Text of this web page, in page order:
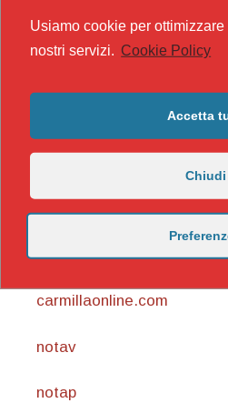
https://
carmillaonline.com
notav
notap
Usiamo cookie per
nostri servizi. Cookie Policy
Accetta
Chiudi